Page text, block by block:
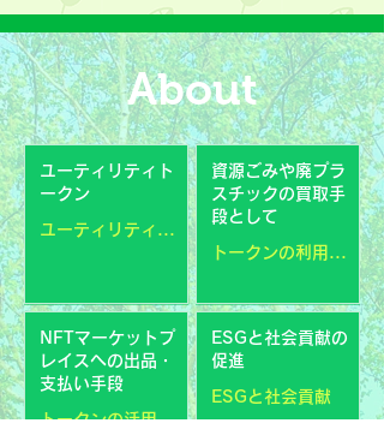
About
ユーティリティト
ークン
ユーティリティトークン
資源ごみや廃プラ
スチックの買取手
段として
トークンの利用目的
NFTマーケットプ
レイスへの出品・
支払い手段
トークンの活用
ESGと社会貢献の
促進
ESGと社会貢献